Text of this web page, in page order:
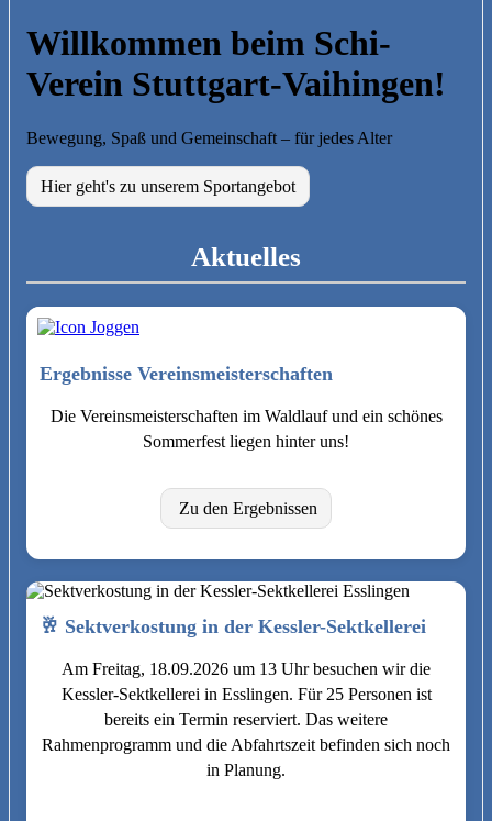
Willkommen beim Schi-
Verein Stuttgart-Vaihingen!
Bewegung, Spaß und Gemeinschaft – für jedes Alter
Hier geht's zu unserem Sportangebot
Aktuelles
Ergebnisse Vereinsmeisterschaften
Die Vereinsmeisterschaften im Waldlauf und ein schönes
Sommerfest liegen hinter uns!
Zu den Ergebnissen
🥂 Sektverkostung in der Kessler-Sektkellerei
Am Freitag, 18.09.2026 um 13 Uhr besuchen wir die
Kessler-Sektkellerei in Esslingen. Für 25 Personen ist
bereits ein Termin reserviert. Das weitere
Rahmenprogramm und die Abfahrtszeit befinden sich noch
in Planung.